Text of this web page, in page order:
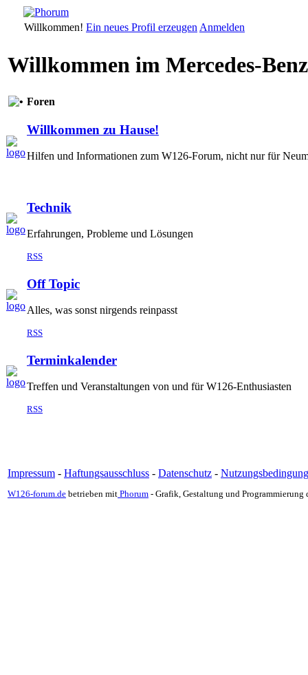
Willkommen! Ein neues Profil erzeugen Anmelden
Willkommen im Mercedes-
Foren
Willkommen zu Hause!
Hilfen und Informationen zum W126-Forum, nicht nur für
Technik
Erfahrungen, Probleme und Lösungen
RSS
Off Topic
Alles, was sonst nirgends reinpasst
RSS
Terminkalender
Treffen und Veranstaltungen von und für W126-Enthusiasten
RSS
Impressum - Haftungsausschluss - Datenschutz -
W126-forum.de betrieben mit Phorum - Grafik, Gestaltung und Programmierung